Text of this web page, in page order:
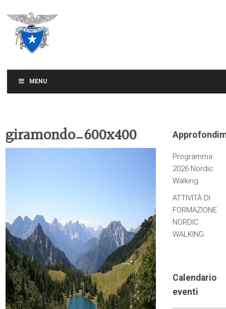
MENU
giramondo_600x400
Programma
2026 Nordic
Walking
ATTIVITÀ DI
FORMAZIONE
NORDIC
WALKING
Calendario
eventi